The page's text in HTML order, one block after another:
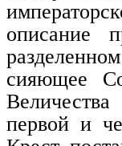
описание
сияющее
первой и